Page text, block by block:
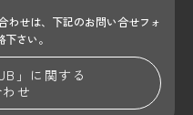
わせは、 下記のお問い合せフォ
さい。
」に関する
せ